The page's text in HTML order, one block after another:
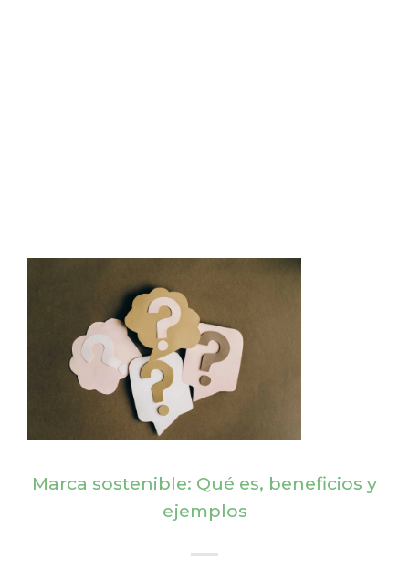
Marca sostenible: Qué es, beneficios y
ejemplos